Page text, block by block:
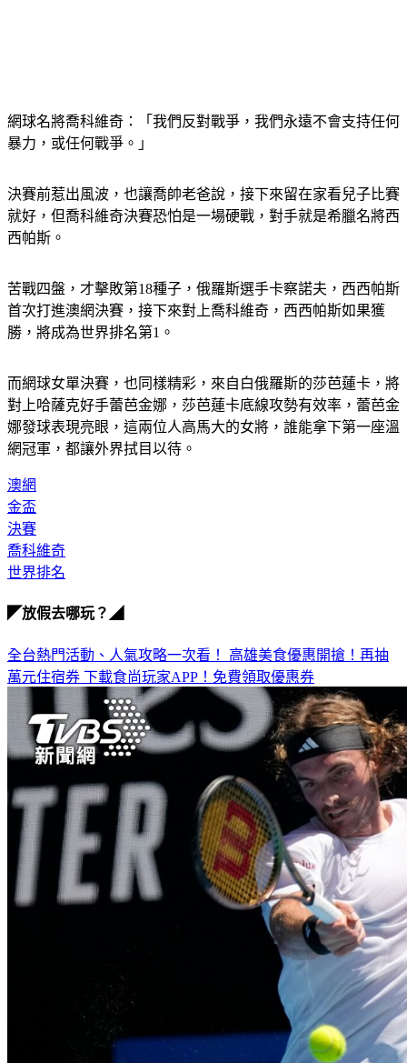
網球名將喬科維奇：「我們反對戰爭，我們永遠不會支持任何
決賽前惹出風波，也讓喬帥老爸說，接下來留在家看兒子比賽
就好，但喬科維奇決賽恐怕是一場硬戰，對手就是希臘名將西
苦戰四盤，才擊敗第18種子，俄羅斯選手卡察諾夫，西西帕斯
首次打進澳網決賽，接下來對上喬科維奇，西西帕斯如果獲
而網球女單決賽，也同樣精彩，來自白俄羅斯的莎芭蓮卡，將
對上哈薩克好手蕾芭金娜，莎芭蓮卡底線攻勢有效率，蕾芭金
娜發球表現亮眼，這兩位人高馬大的女將，誰能拿下第一座溫
澳網
金盃
決賽
喬科維奇
全台熱門活動、人氣攻略一次看！高雄美食優惠開搶！再抽
下載食尚玩家APP！免費領取優惠券